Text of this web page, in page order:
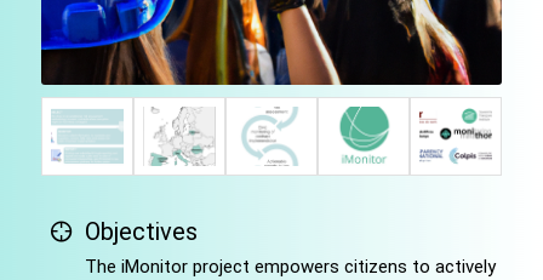
Objectives
The iMonitor project empowers citizens to actively